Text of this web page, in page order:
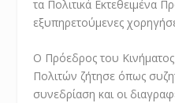
τα Πολιτικά Εκτεθειμένα
εξυπηρετούμενες
Ο Πρόεδρος του
Πολιτών ζήτησε όπως
συνεδρίαση και οι